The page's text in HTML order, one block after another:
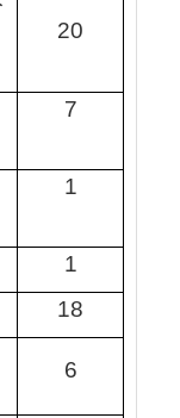
20
7
1
1
18
6